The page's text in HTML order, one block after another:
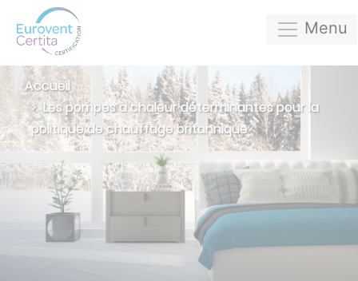
Menu
Accueil
Les pompes à chaleur déterminantes pour la
politique de chauffage britannique